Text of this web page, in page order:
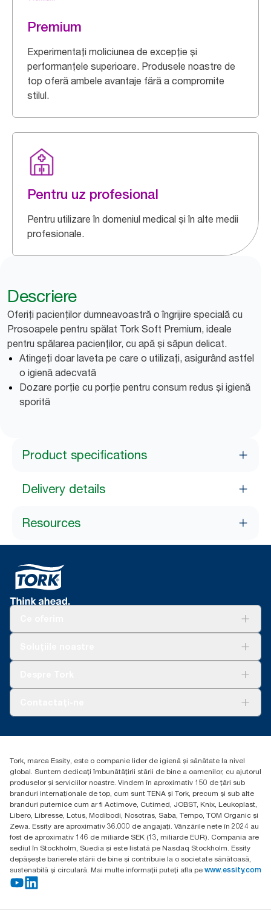
Premium
Experimentați moliciunea de excepție și
performanțele superioare. Produsele noastre de
top oferă ambele avantaje fără a compromite
stilul.
Pentru uz profesional
Pentru utilizare în domeniul medical și în alte medii
profesionale.
Descriere
Oferiți pacienților dumneavoastră o îngrijire specială cu
Prosoapele pentru spălat Tork Soft Premium, ideale
pentru spălarea pacienților, cu apă și săpun delicat.
Atingeți doar laveta pe care o utilizați, asigurând astfel
o igienă adecvată
Dozare porție cu porție pentru consum redus și igienă
sporită
Product specifications
Delivery details
Resources
Essity Hungary Kft. Professional Hygiene
Budakeszi út 51.
Tork, marca Essity, este o companie lider de igienă și sănătate la nivel
global. Suntem dedicați îmbunătățirii stării de bine a oamenilor, cu ajutorul
produselor și serviciilor noastre. Vindem în aproximativ 150 de țări sub
branduri internaționale de top, cum sunt TENA și Tork, precum și sub alte
branduri puternice cum ar fi Actimove, Cutimed, JOBST, Knix, Leukoplast,
Libero, Libresse, Lotus, Modibodi, Nosotras, Saba, Tempo, TOM Organic și
Zewa. Essity are aproximativ 36.000 de angajați. Vânzările nete în 2024 au
fost de aproximativ 146 de miliarde SEK (13, miliarde EUR). Compania are
sediul în Stockholm, Suedia și este listată pe Nasdaq Stockholm. Essity
depășește barierele stării de bine și contribuie la o societate sănătoasă,
sustenabilă și circulară. Mai multe informații puteți afla pe www.essity.com